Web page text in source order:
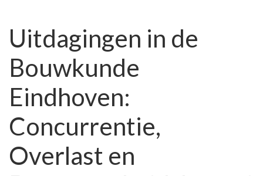
Uitdagingen in de
Bouwkunde
Eindhoven:
Concurrentie,
Overlast en